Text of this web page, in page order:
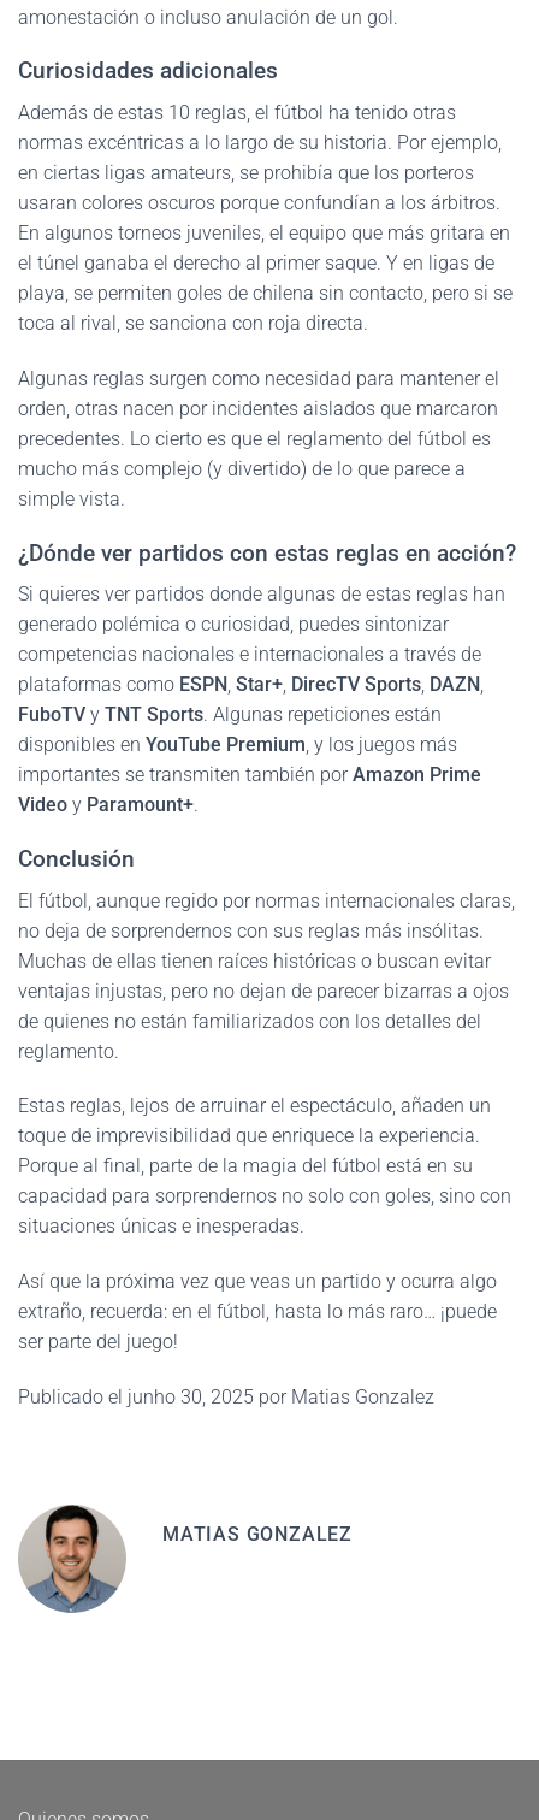
amonestación o incluso anulación de un gol.
Curiosidades adicionales
Además de estas 10 reglas, el fútbol ha tenido otras
normas excéntricas a lo largo de su historia. Por ejemplo,
en ciertas ligas amateurs, se prohibía que los porteros
usaran colores oscuros porque confundían a los árbitros.
En algunos torneos juveniles, el equipo que más gritara en
el túnel ganaba el derecho al primer saque. Y en ligas de
playa, se permiten goles de chilena sin contacto, pero si se
toca al rival, se sanciona con roja directa.
Algunas reglas surgen como necesidad para mantener el
orden, otras nacen por incidentes aislados que marcaron
precedentes. Lo cierto es que el reglamento del fútbol es
mucho más complejo (y divertido) de lo que parece a
simple vista.
¿Dónde ver partidos con estas reglas en acción?
Si quieres ver partidos donde algunas de estas reglas han
generado polémica o curiosidad, puedes sintonizar
competencias nacionales e internacionales a través de
plataformas como ESPN, Star+, DirecTV Sports, DAZN,
FuboTV y TNT Sports. Algunas repeticiones están
disponibles en YouTube Premium, y los juegos más
importantes se transmiten también porAmazon Prime
Video y Paramount+.
Conclusión
El fútbol, aunque regido por normas internacionales claras,
no deja de sorprendernos con sus reglas más insólitas.
Muchas de ellas tienen raíces históricas o buscan evitar
ventajas injustas, pero no dejan de parecer bizarras a ojos
de quienes no están familiarizados con los detalles del
reglamento.
Estas reglas, lejos de arruinar el espectáculo, añaden un
toque de imprevisibilidad que enriquece la experiencia.
Porque al final, parte de la magia del fútbol está en su
capacidad para sorprendernos no solo con goles, sino con
situaciones únicas e inesperadas.
Así que la próxima vez que veas un partido y ocurra algo
extraño, recuerda: en el fútbol, hasta lo más raro… ¡puede
ser parte del juego!
Publicado el junho 30, 2025 por Matias Gonzalez
MATIAS GONZALEZ